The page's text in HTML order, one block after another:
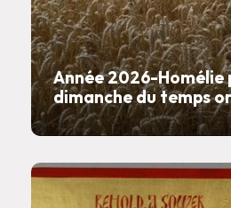
Année 2026-Homélie
dimanche du temps